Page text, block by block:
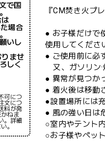
で国
場合
いし
ませ
しく
可につ
文につ
料が発
ねま
。詳細
。
『CM焚き火プ
● お子様だけで
使用してくださ
● ご使用前に必
又、ガソリン·
● 異常が見つか
● 着火後は移動
●設置場所には
● 風の強い日は
○室内やテント
○お子様やペッ